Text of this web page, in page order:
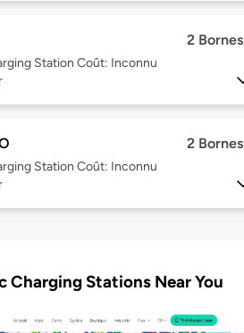
2 Bornes
Station Coût: Inconnu
2 Bornes
Station Coût: Inconnu
Charging Stations Near You